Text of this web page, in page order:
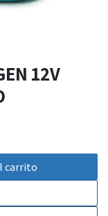
12V
carrito